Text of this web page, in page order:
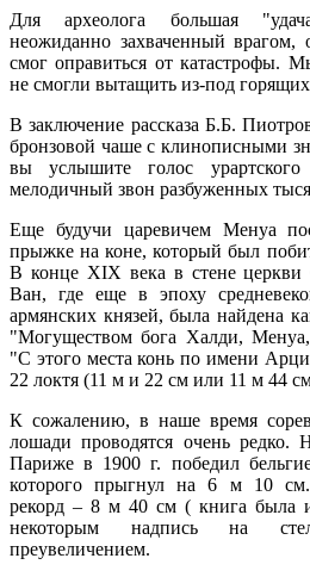
Для археолога большая
неожиданно захваченный
смог оправиться от катастрофы.
не смогли вытащить из-под
В заключение рассказа Б.Б.
бронзовой чаше с клинописными
вы услышите голос
мелодичный звон разбуженных
Еще будучи царевичем Менуа
прыжке на коне, который был
В конце XIX века в стене церкви
Ван, где еще в эпоху
армянских князей, была найдена
"Могуществом бога Халди,
"С этого места конь по имени
22 локтя (11 м и 22 см или 11 м 44
К сожалению, в наше время
лошади проводятся очень
Париже в 1900 г. победил
которого прыгнул на 6 м 10
рекорд – 8 м 40 см ( книга была
некоторым надпись на
преувеличением.